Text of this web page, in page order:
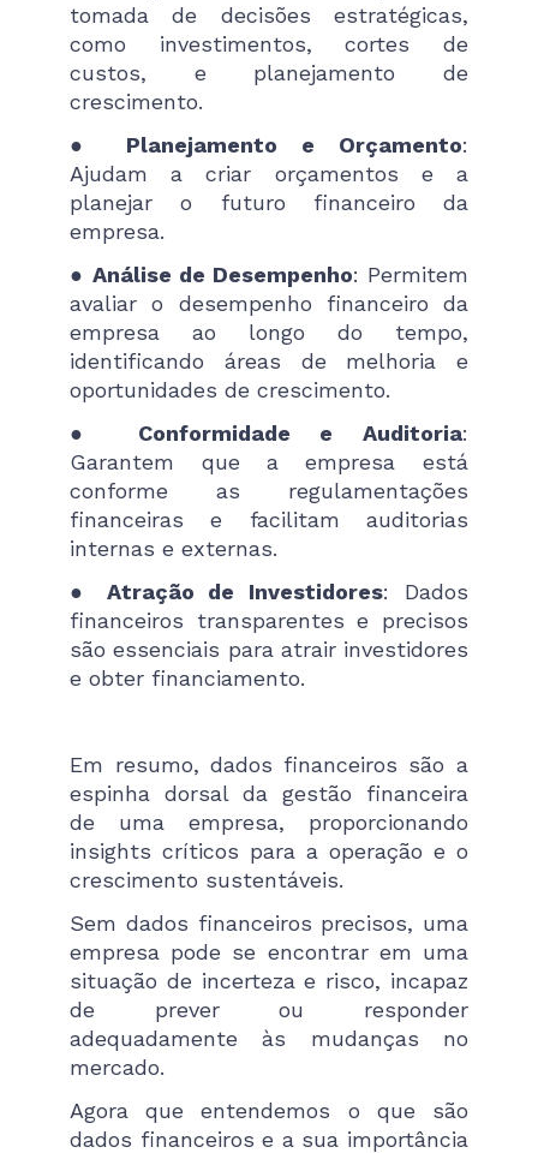
tomada de decisões estratégicas,
como investimentos, cortes de
custos, e planejamento de
crescimento.
● Planejamento e Orçamento:
Ajudam a criar orçamentos e a
planejar o futuro financeiro da
empresa.
●Análise de Desempenho: Permitem
avaliar o desempenho financeiro da
empresa ao longo do tempo,
identificando áreas de melhoria e
oportunidades de crescimento.
● Conformidade e Auditoria:
Garantem que a empresa está
conforme as regulamentações
financeiras e facilitam auditorias
internas e externas.
● Atração de Investidores: Dados
financeiros transparentes e precisos
são essenciais para atrair investidores
e obter financiamento.
Em resumo, dados financeiros são a
espinha dorsal da gestão financeira
de uma empresa, proporcionando
insights críticos para a operação e o
crescimento sustentáveis.
Sem dados financeiros precisos, uma
empresa pode se encontrar em uma
situação de incerteza e risco, incapaz
de prever ou responder
adequadamente às mudanças no
mercado.
Agora que entendemos o que são
dados financeiros e a sua importância